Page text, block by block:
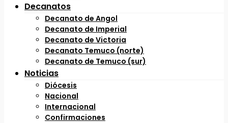
Decanatos
Decanato de Angol
Decanato de Imperial
Decanato de Victoria
Decanato Temuco (norte)
Decanato de Temuco (sur)
Noticias
Diócesis
Nacional
Internacional
Confirmaciones